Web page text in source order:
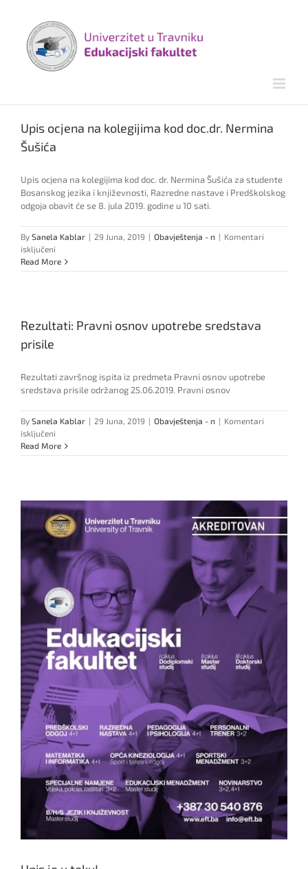
content
Upis ocjena na kolegijima kod doc.dr. Nermina
Šušića
Upis ocjena na kolegijima kod doc. dr. Nermina Šušića za studente
Bosanskog jezika i književnosti, Razredne nastave i Predškolskog
odgoja obavit će se 8. jula 2019. godine u 10 sati.
By Sanela Kablar | 29 Juna, 2019 | Obavještenja - n | Komentari
isključeni
Upis
ocjena
doc.dr.
Read More
Rezultati: Pravni osnov upotrebe sredstava
prisile
Rezultati završnog ispita iz predmeta Pravni osnov upotrebe
sredstava prisile održanog 25.06.2019. Pravni osnov
By Sanela Kablar | 29 Juna, 2019 | Obavještenja - n | Komentari
isključeni
Rezultati:
Pravni
prisile
Read More